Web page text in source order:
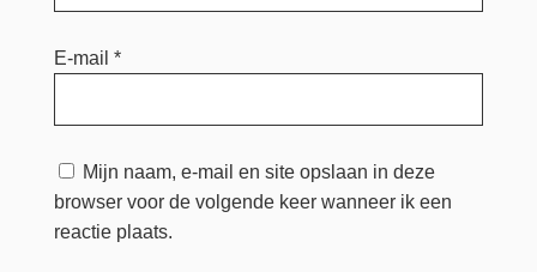
E-mail *
Mijn naam, e-mail en site opslaan in deze
browser voor de volgende keer wanneer ik een
reactie plaats.